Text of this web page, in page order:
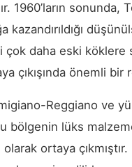
1960’ların sonunda,
daha eski köklere
çıkışında önemli bir
Reggiano ve
bölgenin lüks
ortaya